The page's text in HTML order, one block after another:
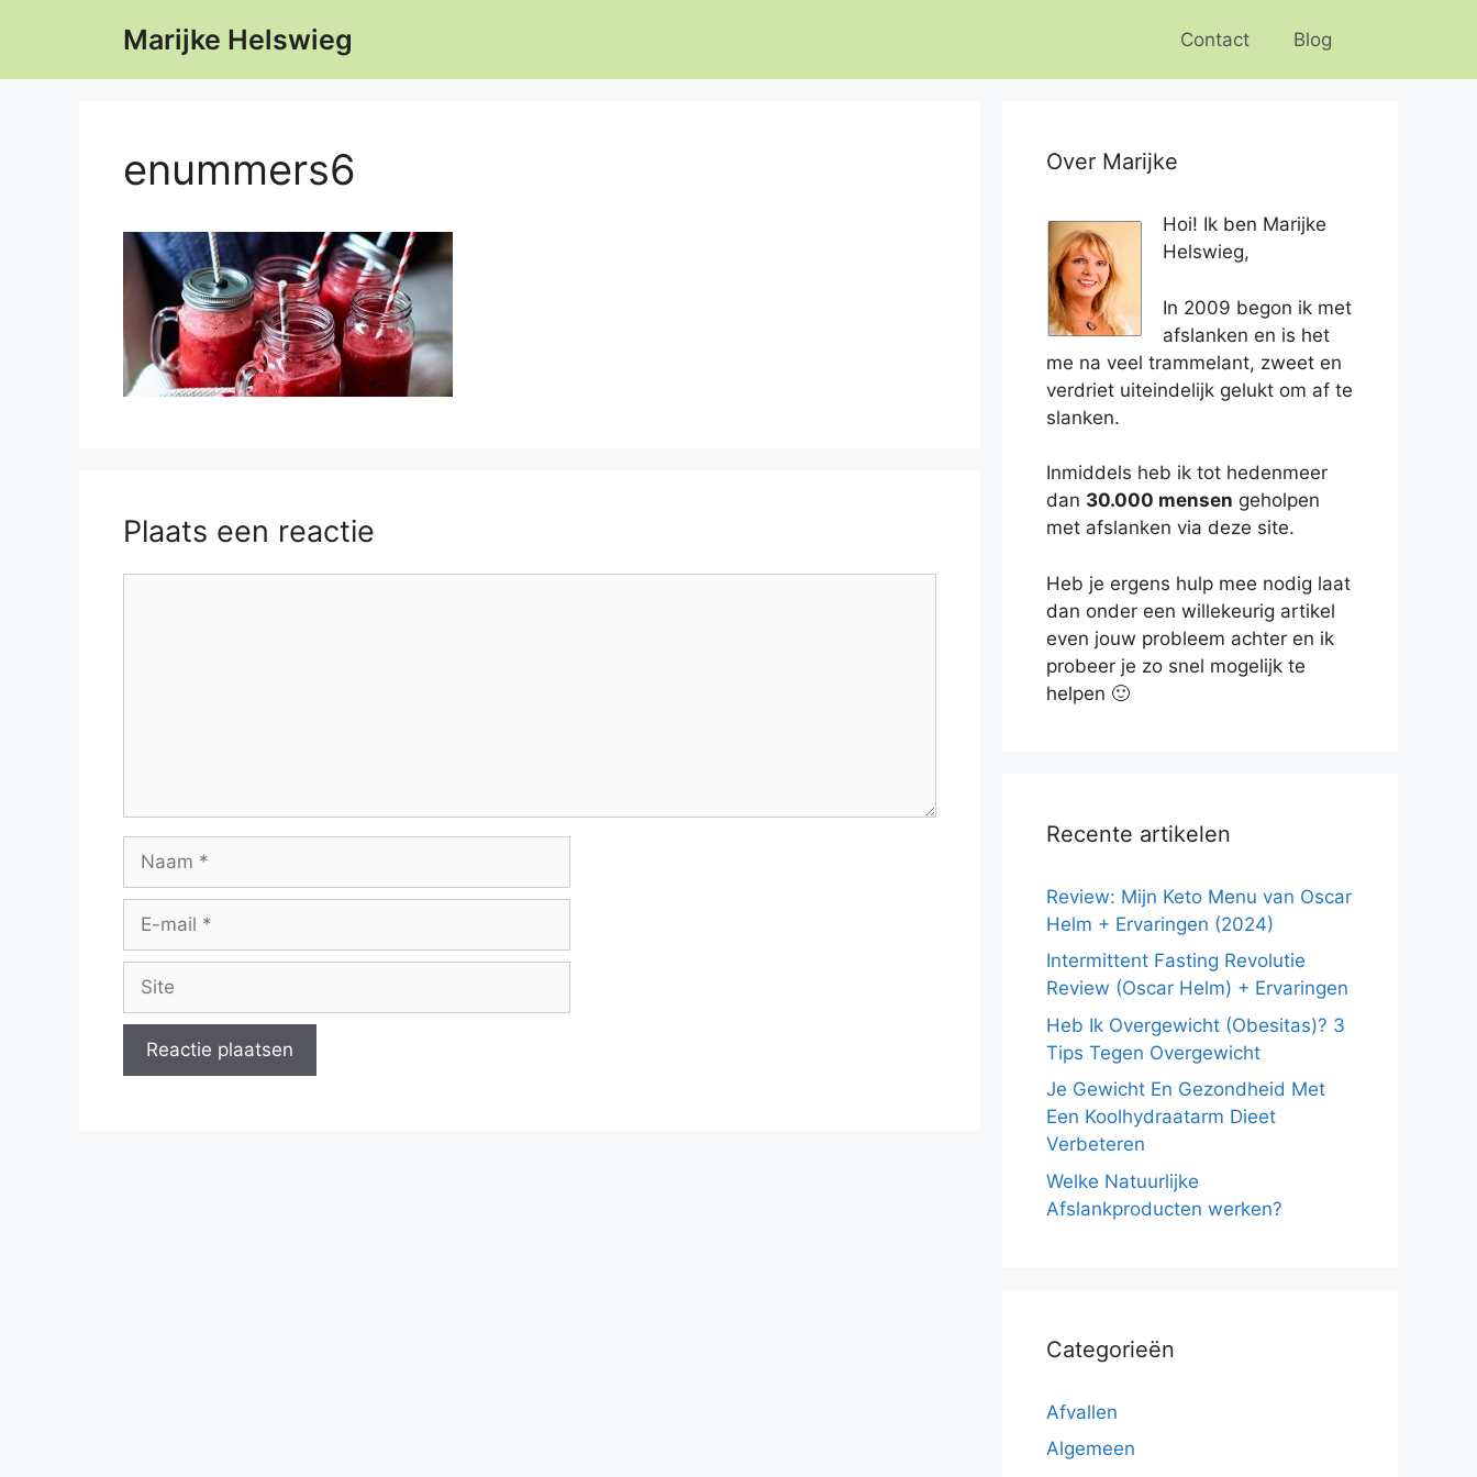
Marijke Helswieg Contact Blog
enummers6
Plaats een reactie
Naam
Site
Over Marijke
Hoi! Ik ben Marijke
Helswieg,
In 2009 begon ik met
afslanken en is het
me na veel trammelant, zweet en
verdriet uiteindelijk gelukt om af te
slanken.
Inmiddels heb ik tot hedenmeer
dan 30.000 mensen geholpen
met afslanken via deze site.
Heb je ergens hulp mee nodig laat
dan onder een willekeurig artikel
even jouw probleem achter en ik
probeer je zo snel mogelijk te
helpen 🙂
Recente artikelen
Review: Mijn Keto Menu van Oscar
Helm + Ervaringen (2024)
Intermittent Fasting Revolutie
Review (Oscar Helm) + Ervaringen
Heb Ik Overgewicht (Obesitas)? 3
Tips Tegen Overgewicht
Je Gewicht En Gezondheid Met
Een Koolhydraatarm Dieet
Verbeteren
Welke Natuurlijke
Afslankproducten werken?
Categorieën
Afvallen
Algemeen